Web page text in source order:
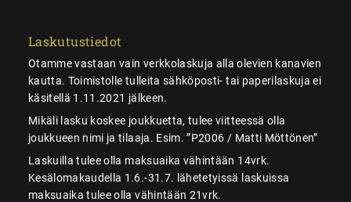
Laskutustiedot
Otamme vastaan vain verkkolaskuja alla olevien kanavien
kautta. Toimistolle tulleita sähköposti- tai paperilaskuja ei
käsitellä 1.11.2021 jälkeen.
Mikäli lasku koskee joukkuetta, tulee viitteessä olla
joukkueen nimi ja tilaaja. Esim. ”P2006 / Matti Möttönen”
Laskuilla tulee olla maksuaika vähintään 14vrk.
Kesälomakaudella 1.6.-31.7. lähetetyissä laskuissa
maksuaika tulee olla vähintään 21vrk.